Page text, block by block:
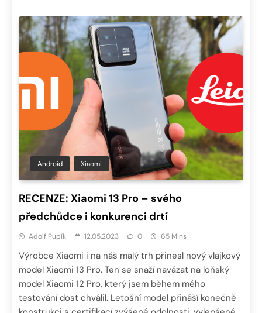
Android Xiaomi
RECENZE: Xiaomi 13 Pro – svého
předchůdce i konkurenci drtí
Adolf Pupík 12.05.2023 0 65 Mins
Výrobce Xiaomi i na náš malý trh přinesl nový vlajkový
model Xiaomi 13 Pro. Ten se snaží navázat na loňský
model Xiaomi 12 Pro, který jsem během mého
testování dost chválil. Letošní model přináší konečně